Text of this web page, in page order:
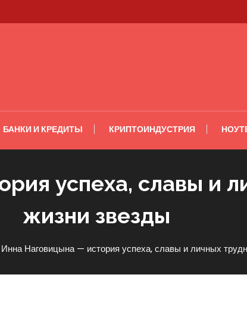
БАНКИ И КРЕДИТЫ КРИПТОИНДУСТРИЯ
успеха, славы и
жизни звезды
Инна Наговицына — история успеха, славы и личных